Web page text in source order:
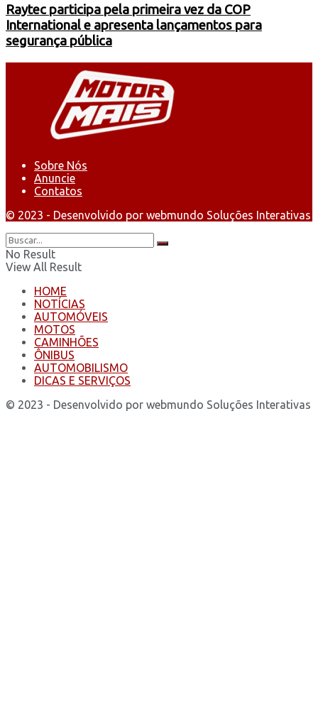
Raytec participa pela primeira vez da COP
International e apresenta lançamentos para
segurança pública
Sobre Nós
Anuncie
Contatos
© 2023 - Desenvolvido por webmundo Soluções Interativas
No Result
View All Result
HOME
NOTÍCIAS
AUTOMÓVEIS
MOTOS
CAMINHÕES
ÔNIBUS
AUTOMOBILISMO
DICAS E SERVIÇOS
© 2023 - Desenvolvido por webmundo Soluções Interativas